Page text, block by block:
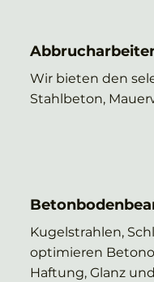
Wir bieten den
Stahlbeton,
Kugelstrahlen,
optimieren
Haftung, Glanz